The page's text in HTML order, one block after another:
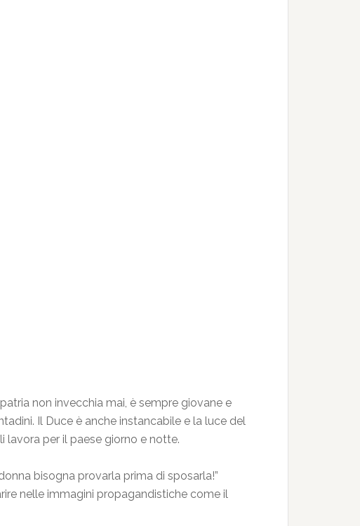
non invecchia mai, è sempre giovane e
Il Duce è anche instancabile e la luce del
lavora per il paese giorno e notte.
bisogna provarla prima di sposarla!”
nelle immagini propagandistiche come il